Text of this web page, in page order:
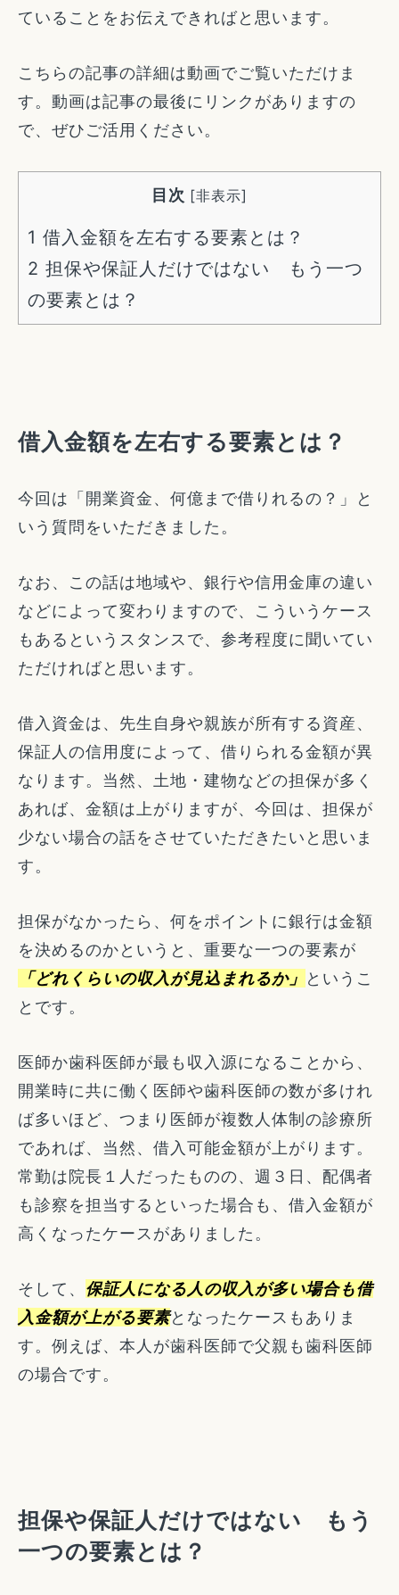
ていることをお伝えできればと思います。
こちらの記事の詳細は動画でご覧いただけま
す。動画は記事の最後にリンクがありますの
で、ぜひご活用ください。
目次 [非表示]
1 借入金額を左右する要素とは？
2 担保や保証人だけではない もう一つ
の要素とは？
借入金額を左右する要素とは？
今回は「開業資金、何億まで借りれるの？」と
いう質問をいただきました。
なお、この話は地域や、銀行や信用金庫の違い
などによって変わりますので、こういうケース
もあるというスタンスで、参考程度に聞いてい
ただければと思います。
借入資金は、先生自身や親族が所有する資産、
保証人の信用度によって、借りられる金額が異
なります。当然、土地・建物などの担保が多く
あれば、金額は上がりますが、今回は、担保が
少ない場合の話をさせていただきたいと思いま
す。
担保がなかったら、何をポイントに銀行は金額
を決めるのかというと、重要な一つの要素が
「どれくらいの収入が見込まれるか」 というこ
とです。
医師か歯科医師が最も収入源になることから、
開業時に共に働く医師や歯科医師の数が多けれ
ば多いほど、つまり医師が複数人体制の診療所
であれば、当然、借入可能金額が上がります。
常勤は院長１人だったものの、週３日、配偶者
も診察を担当するといった場合も、借入金額が
高くなったケースがありました。
そして、 保証人になる人の収入が多い場合も借
入金額が上がる要素となったケースもありま
す。例えば、本人が歯科医師で父親も歯科医師
の場合です。
担保や保証人だけではない もう
一つの要素とは？